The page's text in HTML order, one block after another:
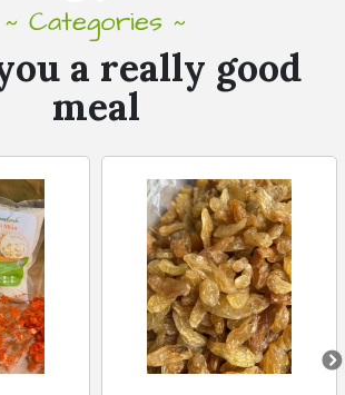
~ Categories ~
a really good
meal